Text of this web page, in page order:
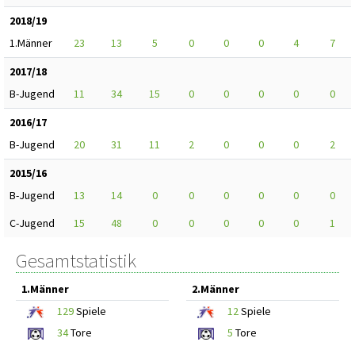
2018/19
1.Männer
23 13 5 0 0 0 4
7
2017/18
B-Jugend
11 34 15 0 0 0 0
0
2016/17
B-Jugend
20 31 11 2 0 0 0
2
2015/16
B-Jugend
13 14 0 0 0 0 0
0
C-Jugend
15 48 0 0 0 0 0 1
Gesamtstatistik
1.Männer
129Spiele
34Tore
2.Männer
12Spiele
5 Tore